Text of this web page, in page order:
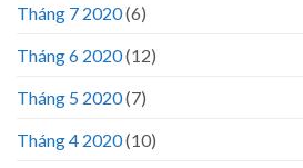
Tháng 7 2020(6)
Tháng 6 2020(12)
Tháng 5 2020(7)
Tháng 4 2020(10)